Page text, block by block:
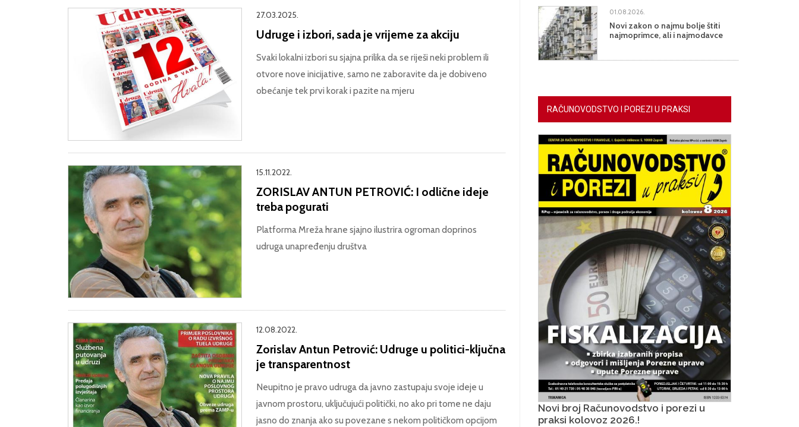
27.03.2025.
Udruge i izbori, sada je vrijeme za akciju
Svaki lokalni izbori su sjajna prilika da se riješi neki problem ili
otvore nove inicijative, samo ne zaboravite da je dobiveno
obećanje tek prvi korak i pazite na mjeru
15.11.2022.
ZORISLAV ANTUN PETROVIĆ: I odlične ideje
treba pogurati
Platforma Mreža hrane sjajno ilustrira ogroman doprinos
udruga unapređenju društva
12.08.2022.
Zorislav Antun Petrović: Udruge u politici-ključna
je transparentnost
Neupitno je pravo udruga da javno zastupaju svoje ideje u
javnom prostoru, uključujući politički, no ako pri tome ne daju
jasno do znanja ako su povezane s nekom političkom opcijom
01.08.2026.
Novi zakon o najmu bolje štiti
najmoprimce, ali i najmodavce
RAČUNOVODSTVO I POREZI U PRAKSI
Novi broj Računovodstvo i porezi u
praksi kolovoz 2026.!